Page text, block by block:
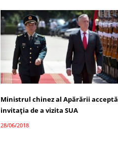
Ministrul chinez al Apărării acceptă
invitația de a vizita SUA
28/06/2018